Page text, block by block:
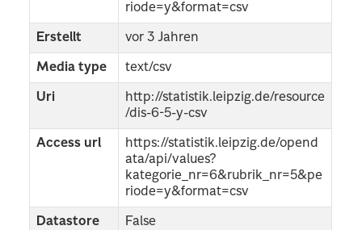
riode=y&format=csv
Erstellt vor 3 Jahren
Media type text/csv
Uri
http://statistik.leipzig.de/resource
/dis-6-5-y-csv
Access url
https://statistik.leipzig.de/opend
ata/api/values?
kategorie_nr=6&rubrik_nr=5&pe
riode=y&format=csv
Datastore
False